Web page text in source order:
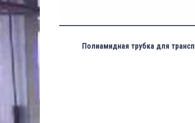
Полиамидная трубка для